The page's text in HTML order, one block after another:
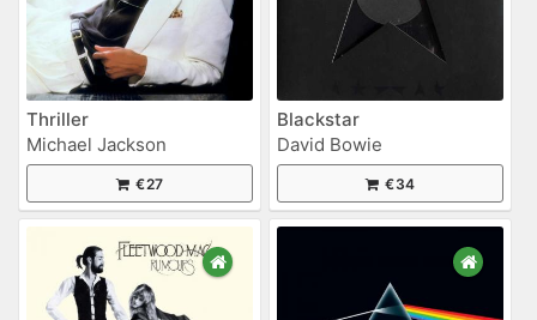
Thriller
Michael Jackson
€27
Blackstar
David Bowie
€34